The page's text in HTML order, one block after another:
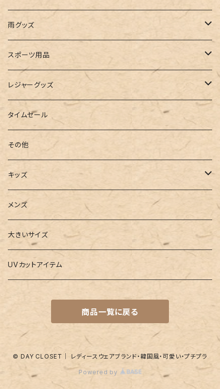
ビスチェ
その他
レースアップ
ルームシューズ
インソール
ローファー
リュック
ハンドバッグ
ボストンバッグ
オフショルダー
バンドゥ
タンキニ
キャミキニ
フィットネス
2点セット
3点セット
4点セット
5点セット
水着関連商品
レギンス
ユニセックス
マスクケース
帽子
ストール・マフラー
手袋
ポーチ
パスケース
ウォレット
カードケース
キーケース
メガネチェーン
アームカバー
ネイルグッズ
雨グッズ
レインコート
スポーツ用品
トレーニング・スポーツウェア
トレーニンググッズ
ヨガウェア
ヨガソックス
ヨガグッズ
ヨガマット
レジャーグッズ
ビーチグッズ
タイムセール
その他
キッズ
Girls
水着
バレー
Boys
水着
グッズ
メンズ
大きいサイズ
UVカットアイテム
商品一覧に戻る
© DAY CLOSET｜ レディースウェアブランド・韓国風・可愛い・プチプラ
Powered by